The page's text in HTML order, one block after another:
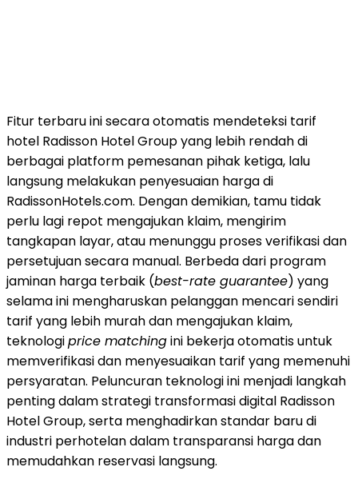
Fitur terbaru ini secara otomatis mendeteksi tarif
hotel Radisson Hotel Group yang lebih rendah di
berbagai platform pemesanan pihak ketiga, lalu
langsung melakukan penyesuaian harga di
RadissonHotels.com. Dengan demikian, tamu tidak
perlu lagi repot mengajukan klaim, mengirim
tangkapan layar, atau menunggu proses verifikasi dan
persetujuan secara manual. Berbeda dari program
jaminan harga terbaik (best-rate guarantee) yang
selama ini mengharuskan pelanggan mencari sendiri
tarif yang lebih murah dan mengajukan klaim,
teknologiprice matchingini bekerja otomatis untuk
memverifikasi dan menyesuaikan tarif yang memenuhi
persyaratan. Peluncuran teknologi ini menjadi langkah
penting dalam strategi transformasi digital Radisson
Hotel Group, serta menghadirkan standar baru di
industri perhotelan dalam transparansi harga dan
memudahkan reservasi langsung.